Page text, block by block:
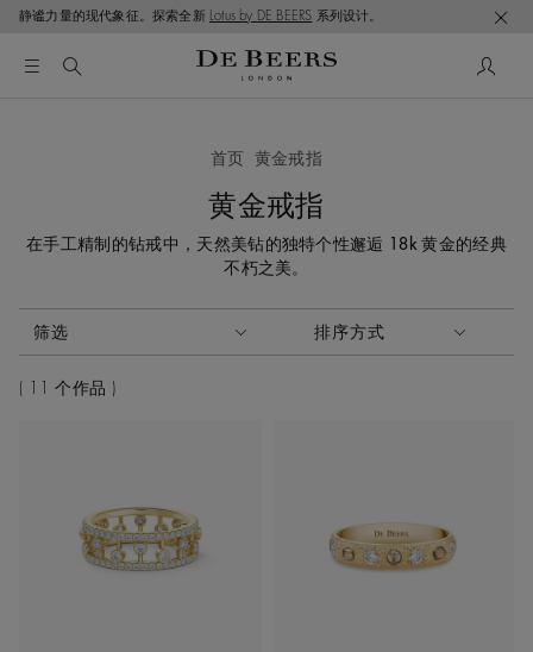
静谧力量的现代象征。探索全新 Lotus by DE BEERS 系列设计。
首页 黄金戒指
黄金戒指
在手工精制的钻戒中，天然美钻的独特个性邂逅 18k 黄金的经典
不朽之美。
筛选 排序方式
排序方式
11 个作品